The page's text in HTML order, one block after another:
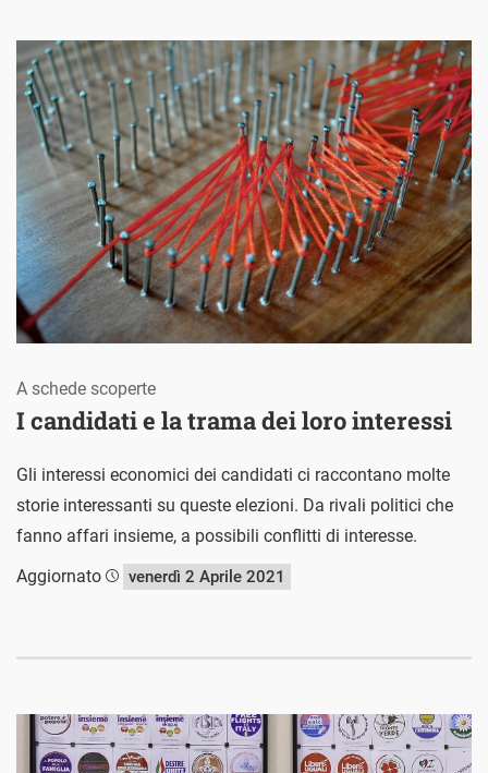
I candidati e la trama dei loro interessi
A schede scoperte
Gli interessi economici dei candidati ci raccontano molte
storie interessanti su queste elezioni. Da rivali politici che
fanno affari insieme, a possibili conflitti di interesse.
Aggiornato
venerdì 2 Aprile 2021